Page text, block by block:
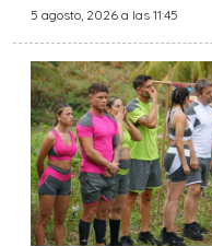
5 agosto, 2026 a las 11:45